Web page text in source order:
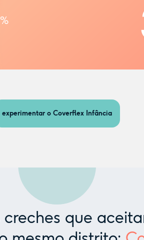
experimentar o Coverflex Infância
que